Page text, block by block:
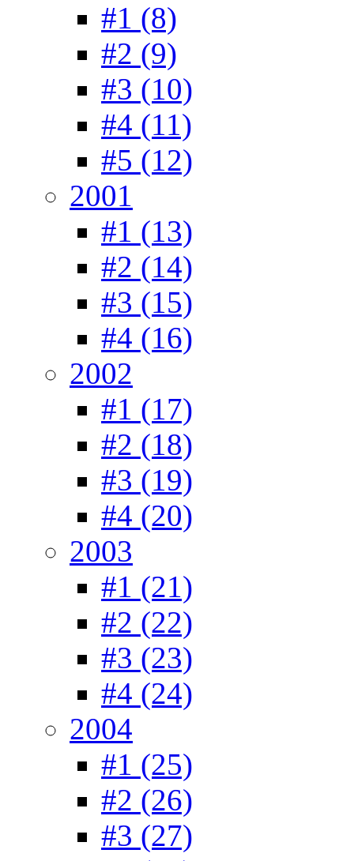
#1 (8)
#2 (9)
#3 (10)
#4 (11)
#5 (12)
2001
#1 (13)
#2 (14)
#3 (15)
#4 (16)
2002
#1 (17)
#2 (18)
#3 (19)
#4 (20)
2003
#1 (21)
#2 (22)
#3 (23)
#4 (24)
2004
#1 (25)
#2 (26)
#3 (27)